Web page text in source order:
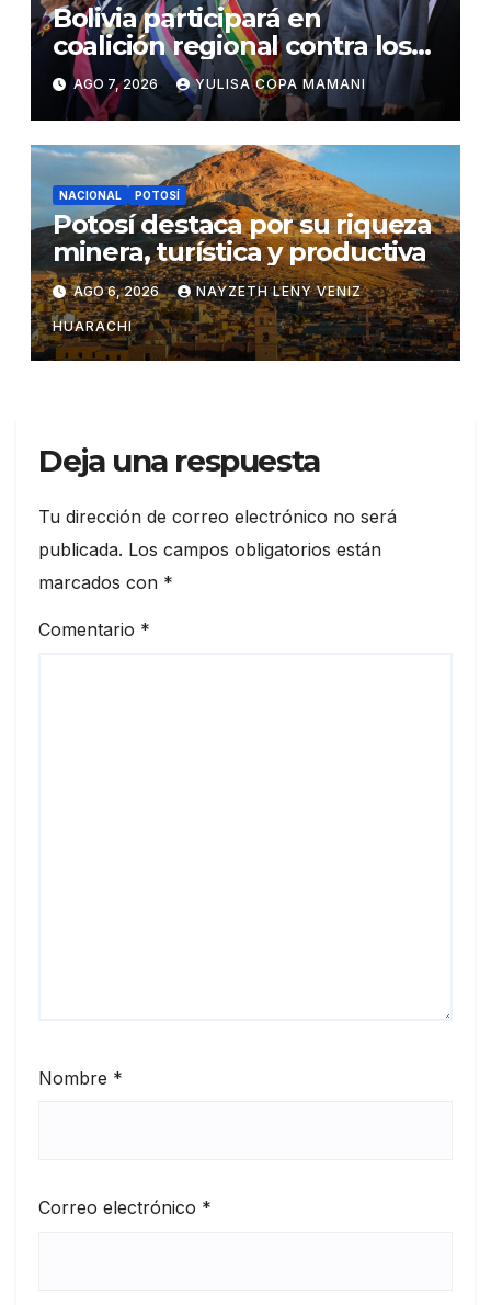
Bolivia participará en
coalición regional contra los
cárteles del narcotráfico
AGO 7, 2026 YULISA COPA MAMANI
NACIONAL POTOSÍ
Potosí destaca por su riqueza
minera, turística y productiva
AGO 6, 2026 NAYZETH LENY VENIZ
HUARACHI
Deja una respuesta
Tu dirección de correo electrónico no será
publicada. Los campos obligatorios están
marcados con *
Comentario *
Nombre *
Correo electrónico *